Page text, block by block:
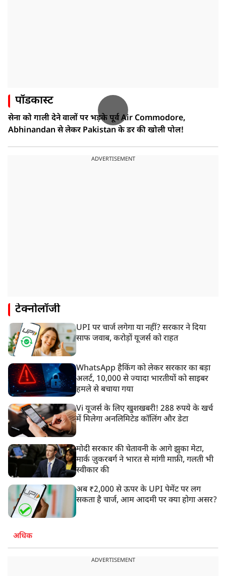
पॉडकास्ट
सेना को गाली देने वालों पर भड़के पूर्व Air Commodore,
Abhinandan से लेकर Pakistan के डर की खोली पोल!
ADVERTISEMENT
टेक्नोलॉजी
UPI पर चार्ज लगेगा या नहीं? सरकार ने दिया
साफ जवाब, करोड़ों यूजर्स को राहत
WhatsApp हैकिंग को लेकर सरकार का बड़ा
अलर्ट, 10,000 से ज्यादा भारतीयों को साइबर
हमले से बचाया गया
Vi यूजर्स के लिए खुशखबरी! 288 रुपये के खर्च
में मिलेगा अनलिमिटेड कॉलिंग और डेटा
मोदी सरकार की चेतावनी के आगे झुका मेटा,
मार्क ज़ुकरबर्ग ने भारत से मांगी माफ़ी, गलती भी
स्वीकार की
अब ₹2,000 से ऊपर के UPI पेमेंट पर लग
सकता है चार्ज, आम आदमी पर क्या होगा असर?
अधिक
ADVERTISEMENT